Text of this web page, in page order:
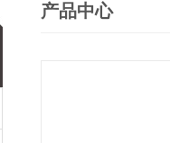
产品中心